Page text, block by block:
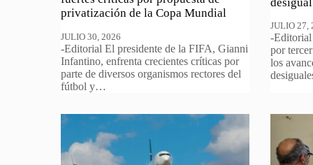
privatización de la Copa Mundial
JULIO 30, 2026
-Editorial El presidente de la FIFA, Gianni
Infantino, enfrenta crecientes críticas por
parte de diversos organismos rectores del
fútbol y…
JULIO 27,
-
por
los